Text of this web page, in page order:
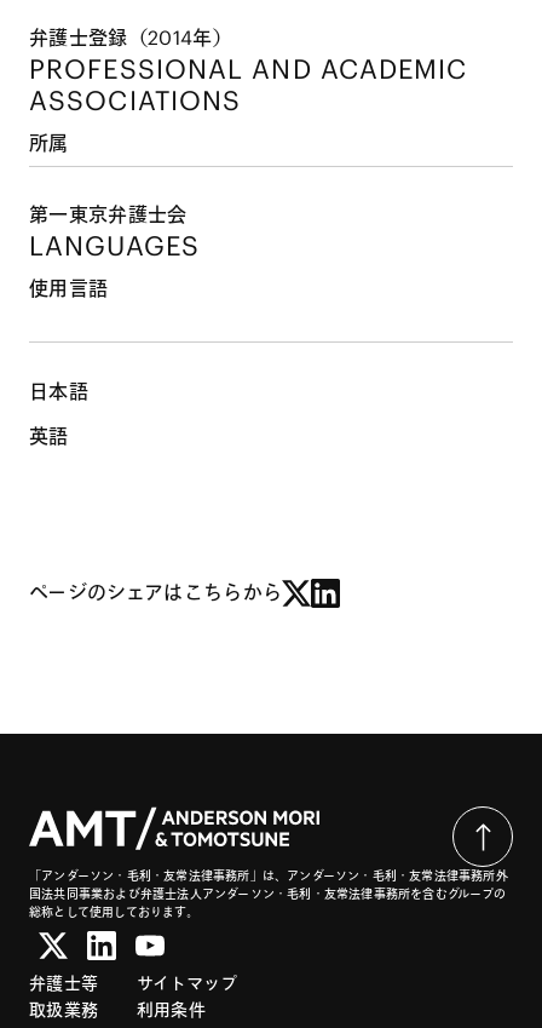
弁護士登録（2014年）
PROFESSIONAL AND ACADEMIC
ASSOCIATIONS
所属
第一東京弁護士会
LANGUAGES
使用言語
日本語
英語
ページのシェアはこちらから
「アンダーソン・毛利・友常法律事務所」は、アンダーソン・毛利・友常法律事務所外
国法共同事業および弁護士法人アンダーソン・毛利・友常法律事務所を含むグループの
総称として使用しております。
弁護士等
取扱業務
サイトマップ
利用条件